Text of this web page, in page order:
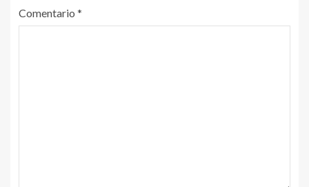
Comentario *